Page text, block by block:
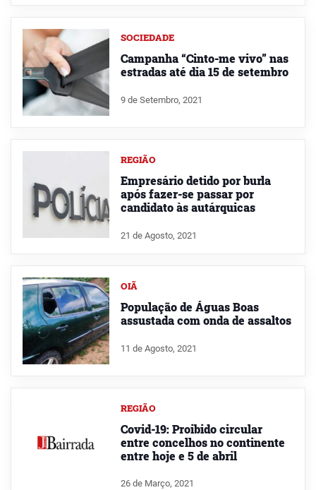
SOCIEDADE
Campanha “Cinto-me vivo” nas
estradas até dia 15 de setembro
9 de Setembro, 2021
REGIÃO
Empresário detido por burla
após fazer-se passar por
candidato às autárquicas
21 de Agosto, 2021
OIÃ
População de Águas Boas
assustada com onda de assaltos
11 de Agosto, 2021
REGIÃO
Covid-19: Proibido circular
entre concelhos no continente
entre hoje e 5 de abril
26 de Março, 2021